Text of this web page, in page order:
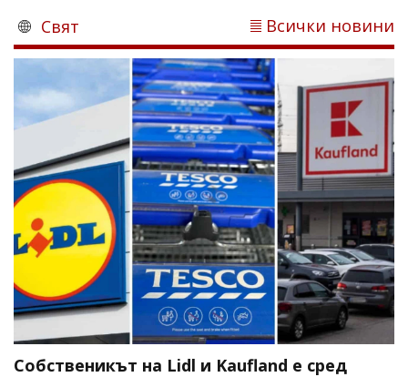
Свят Всички новини
Собственикът на Lidl и Kaufland е сред